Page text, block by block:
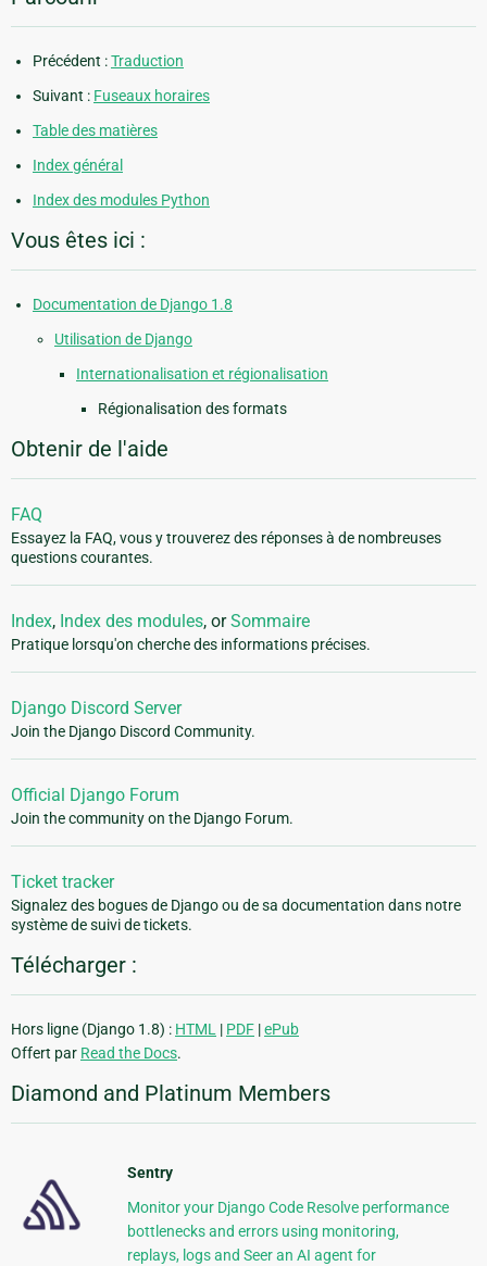
Précédent :Traduction
Suivant : Fuseaux horaires
Table des matières
Index général
Index des modules Python
Vous êtes ici :
Documentation de Django 1.8
Utilisation de Django
Internationalisation et régionalisation
Régionalisation des formats
Obtenir de l'aide
FAQ
Essayez la FAQ, vous y trouverez des réponses à de nombreuses
questions courantes.
Index, Index des modules, orSommaire
Pratique lorsqu'on cherche des informations précises.
Django Discord Server
Join the Django Discord Community.
Official Django Forum
Join the community on the Django Forum.
Ticket tracker
Signalez des bogues de Django ou de sa documentation dans notre
système de suivi de tickets.
Télécharger :
Hors ligne (Django 1.8) : HTML | PDF |ePub
Offert par Read the Docs.
Diamond and Platinum Members
Sentry
Monitor your Django Code Resolve performance
bottlenecks and errors using monitoring,
replays, logs and Seer an AI agent for